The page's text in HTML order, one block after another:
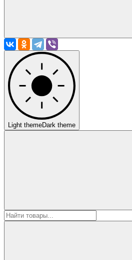
Light themeDark theme